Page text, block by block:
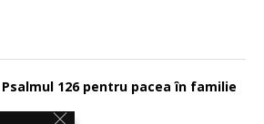
Psalmul 126 pentru pacea în familie